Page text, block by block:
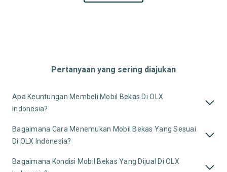
Pertanyaan yang sering diajukan
Apa Keuntungan Membeli Mobil Bekas Di OLX
Indonesia?
Bagaimana Cara Menemukan Mobil Bekas Yang Sesuai
Di OLX Indonesia?
Bagaimana Kondisi Mobil Bekas Yang Dijual Di OLX